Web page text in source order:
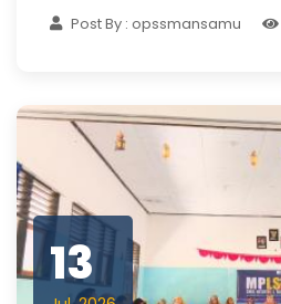
Post By : opssmansamu
13